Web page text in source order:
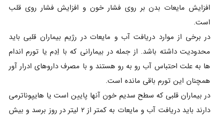
افزایش مایعات بدن بر روی فشار خون و افزایش فشار روی قلب
است.
در برخی از موارد دریافت آب و مایعات در رژیم بیماران قلبی باید
محدودیت داشته باشد. از جمله در بیمارانی که با اِدِم یا تورم اندام
ها به علت احتباس آب رو به رو هستند و با مصرف داروهای ادرار آور
همچنان این تورم باقی مانده است.
در بیماران قلبی که سطح سدیم خون آنها پایین است یا هایپوناترمی
دارند باید دریافت آب و مایعات به کمتر از ۲ لیتر در روز برسد و بیش